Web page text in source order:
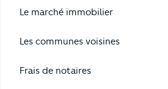
Le marché immobilier
Les communes voisines
Frais de notaires